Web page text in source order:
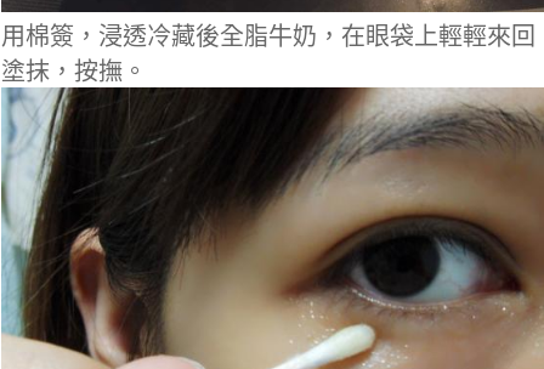
用棉簽，浸透冷藏後全脂牛奶，在眼袋上輕輕來回
塗抹，按撫。